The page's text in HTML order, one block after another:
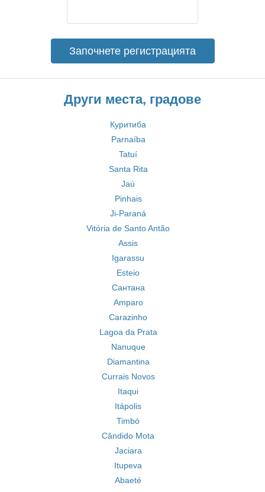
Започнете регистрацията
Други места, градове
Куритиба
Parnaíba
Tatuí
Santa Rita
Jaú
Pinhais
Ji-Paraná
Vitória de Santo Antão
Assis
Igarassu
Esteio
Сантана
Amparo
Carazinho
Lagoa da Prata
Nanuque
Diamantina
Currais Novos
Itaqui
Itápolis
Timbó
Cândido Mota
Jaciara
Itupeva
Abaeté